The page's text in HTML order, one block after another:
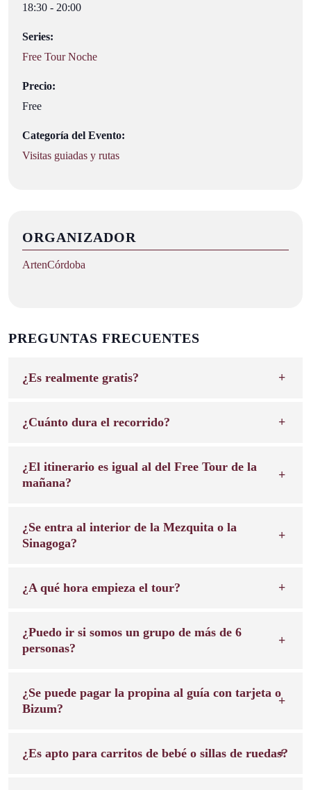
18:30 - 20:00
Series:
Free Tour Noche
Precio:
Free
Categoría del Evento:
Visitas guiadas y rutas
ORGANIZADOR
ArtenCórdoba
PREGUNTAS FRECUENTES
¿Es realmente gratis?
¿Cuánto dura el recorrido?
¿El itinerario es igual al del Free Tour de la
mañana?
¿Se entra al interior de la Mezquita o la
Sinagoga?
¿A qué hora empieza el tour?
¿Puedo ir si somos un grupo de más de 6
personas?
¿Se puede pagar la propina al guía con tarjeta o
Bizum?
¿Es apto para carritos de bebé o sillas de ruedas?